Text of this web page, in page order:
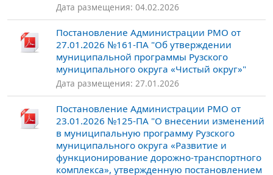
Дата размещения: 04.02.2026
Постановление Администрации РМО от
27.01.2026 №161-ПА "Об утверждении
муниципальной программы Рузского
муниципального округа «Чистый округ»"
Дата размещения: 27.01.2026
Постановление Администрации РМО от
23.01.2026 №125-ПА "О внесении изменений
в муниципальную программу Рузского
муниципального округа «Развитие и
функционирование дорожно-транспортного
комплекса», утвержденную постановлением